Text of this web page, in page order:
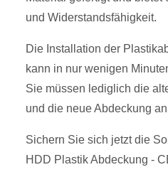
und Widerstandsfähigkeit.
Die Installation der
kann in nur wenigen
Sie müssen lediglich die
und die neue Abdeckung
Sichern Sie sich jetzt die
HDD Plastik Abdeckung -